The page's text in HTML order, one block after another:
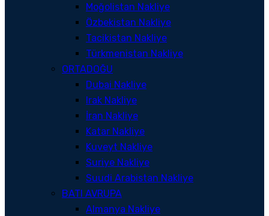
Moğolistan Nakliye
Özbekistan Nakliye
Tacikistan Nakliye
Türkmenistan Nakliye
ORTADOĞU
Dubai Nakliye
Irak Nakliye
İran Nakliye
Katar Nakliye
Kuveyt Nakliye
Suriye Nakliye
Suudi Arabistan Nakliye
BATI AVRUPA
Almanya Nakliye